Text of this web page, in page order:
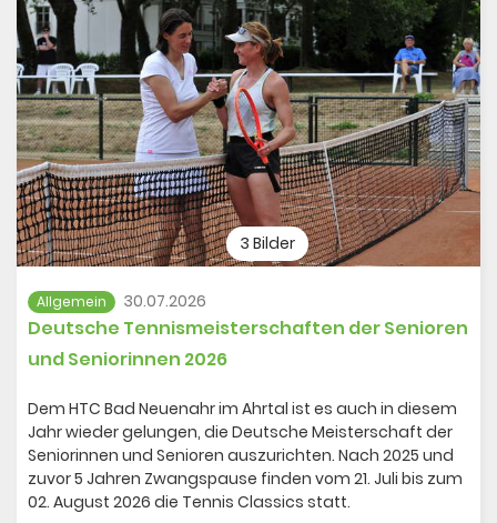
3 Bilder
Allgemein 30.07.2026
Deutsche Tennismeisterschaften der Senioren
und Seniorinnen 2026
Dem HTC Bad Neuenahr im Ahrtal ist es auch in diesem
Jahr wieder gelungen, die Deutsche Meisterschaft der
Seniorinnen und Senioren auszurichten. Nach 2025 und
zuvor 5 Jahren Zwangspause finden vom 21. Juli bis zum
02. August 2026 die Tennis Classics statt.